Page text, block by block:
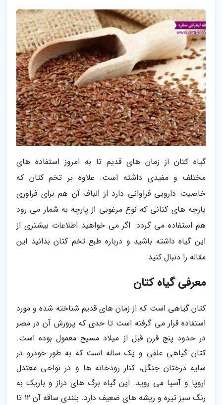
گیاه کتان از زمان های قدیم تا به امروز استفاده های
مختلف و مفیدی داشته است. علاوه بر تخم کتان که
خاصیت دارویی فراوانی دارد از الیاف آن هم برای فراوری
پارچه های کتانی که نوع مرغوبی از پارچه به شمار می رود
هم استفاده می گردد. اگر می خواهید اطلاعات بیشتری از
این گیاه داشته باشید و درباره طبع تخم کتان بدانید این
مقاله را دنبال کنید.
معرفی گیاه کتان
کتان گیاهی است که از زمان های قدیم شناخته شده و مورد
استفاده قرار می گرفته است تا حدی که پرورش آن در مصر
در حدود پنج قرن قبل از میلاد مسیح معمول بوده است.
کتان گیاهی علفی و یک ساله است که به طور خودرو در
سایه درختان جنگل، کنار رودخانه ها و در نواحی معتدل
اروپا و آسیا می روید. این گیاه برگ های دراز و باریک به
رنگ سبز تیره و ریشه های ضعیف دارد. بلندی ساقه آن 12 تا